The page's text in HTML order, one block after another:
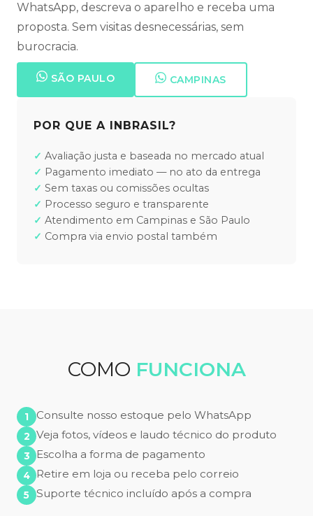
WhatsApp, descreva o aparelho e receba uma
proposta. Sem visitas desnecessárias, sem
burocracia.
SÃO PAULO CAMPINAS
POR QUE A INBRASIL?
Avaliação justa e baseada no mercado atual
Pagamento imediato — no ato da entrega
Sem taxas ou comissões ocultas
Processo seguro e transparente
Atendimento em Campinas e São Paulo
Compra via envio postal também
COMO FUNCIONA
Consulte nosso estoque pelo WhatsApp
Veja fotos, vídeos e laudo técnico do produto
Escolha a forma de pagamento
Retire em loja ou receba pelo correio
Suporte técnico incluído após a compra